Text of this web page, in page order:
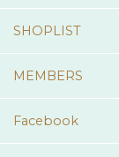
SHOPLIST
MEMBERS
Facebook